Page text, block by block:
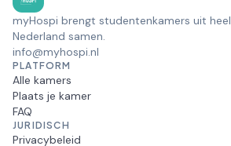
myHospi brengt studentenkamers uit heel
Nederland samen.
info@myhospi.nl
PLATFORM
Alle kamers
Plaats je kamer
FAQ
JURIDISCH
Privacybeleid